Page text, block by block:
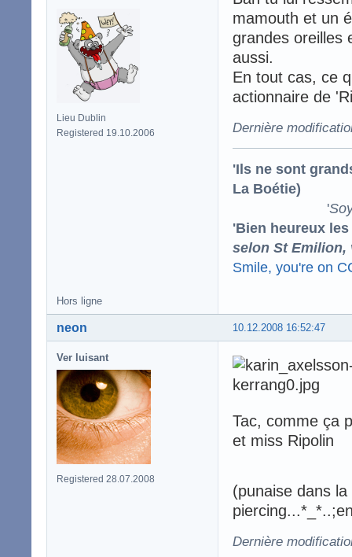
Lieu Dublin
Registered 19.10.2006
mamouth et un
grandes oreilles
aussi.
En tout cas, ce
actionnaire de
Dernière
'Ils ne sont
La Boétie)
'
'Bien heureux
selon St Emilion,
Smile, you're on
Hors ligne
10.12.2008 16:52:47
neon
Ver luisant
Registered 28.07.2008
Tac, comme ça
et miss Ripolin
(punaise dans
Dernière